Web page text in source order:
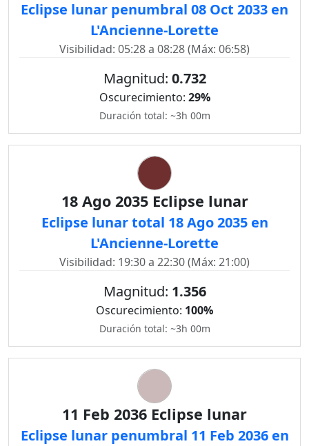
Eclipse lunar penumbral 08 Oct 2033 en
L'Ancienne-Lorette
Visibilidad: 05:28 a 08:28 (Máx: 06:58)
Magnitud: 0.732
Oscurecimiento: 29%
Duración total: ~3h 00m
18 Ago 2035 Eclipse lunar
Eclipse lunar total 18 Ago 2035 en
L'Ancienne-Lorette
Visibilidad: 19:30 a 22:30 (Máx: 21:00)
Magnitud: 1.356
Oscurecimiento: 100%
Duración total: ~3h 00m
11 Feb 2036 Eclipse lunar
Eclipse lunar penumbral 11 Feb 2036 en